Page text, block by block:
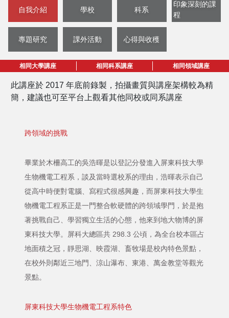
自我介紹 學校 科系
印象深刻的課
程
專題研究 課外活動 心得與收穫
相同大學講座 相同科系講座 相同領域講座
此講座於 2017 年底前錄製，拍攝畫質與講座架構較為精
簡，建議也可至平台上觀看其他同校或同系講座
跨領域的挑戰
畢業於木柵高工的吳浩暉是以登記分發進入屏東科技大學
生物機電工程系，談及當時選校系的理由，浩暉表示自己
從高中時便對電腦、寫程式很感興趣，而屏東科技大學生
物機電工程系正是一門整合軟硬體的跨領域學門，於是抱
著挑戰自己、學習獨立生活的心態，他來到地大物博的屏
東科技大學。屏科大總區共 298.3 公頃，為全台校本區占
地面積之冠，靜思湖、映霞湖、畜牧場是校內特色景點，
在校外則鄰近三地門、涼山瀑布、東港、萬金教堂等觀光
景點。
屏東科技大學生物機電工程系特色